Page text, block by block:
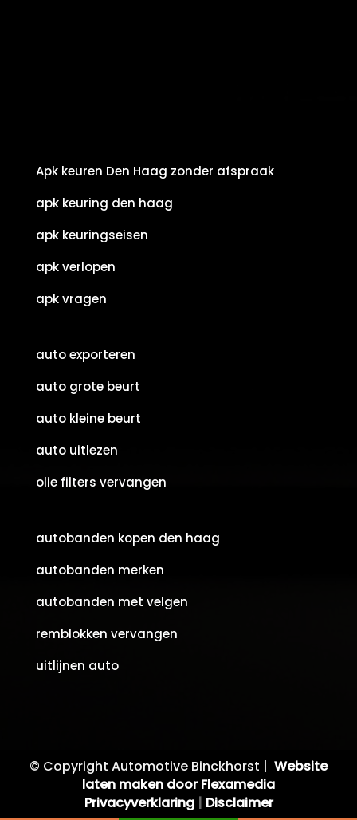
Apk keuren Den Haag zonder afspraak
apk keuring den haag
apk keuringseisen
apk verlopen
apk vragen
auto exporteren
auto grote beurt
auto kleine beurt
auto uitlezen
olie filters vervangen
autobanden kopen den haag
autobanden merken
autobanden met velgen
remblokken vervangen
uitlijnen auto
© Copyright Automotive Binckhorst | Website
laten maken door Flexamedia
Privacyverklaring| Disclaimer